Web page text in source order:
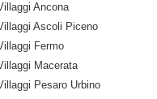
Ancona
Ascoli Piceno
Fermo
Macerata
Pesaro Urbino